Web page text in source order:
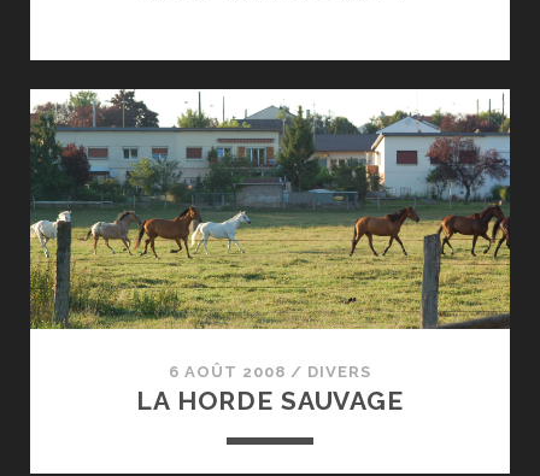
6 AOÛT 2008 / DIVERS
LA HORDE SAUVAGE